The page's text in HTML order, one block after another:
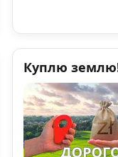
Куплю землю!